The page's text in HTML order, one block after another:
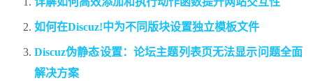
如何在Discuz!中为不同版块设置独立模板文件
Discuz伪静态设置：论坛主题列表页无法显示问题全面
解决方案